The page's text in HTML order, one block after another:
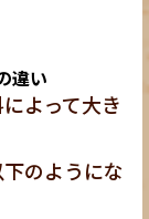
違い
よって大き
のようにな